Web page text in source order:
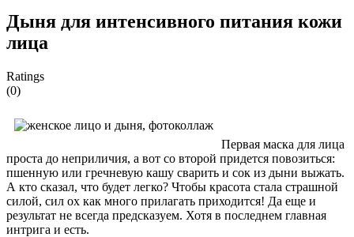
Дыня для интенсивного питания кожи
лица
Ratings
(0)
Первая маска для лица
проста до неприличия, а вот со второй придется повозиться:
пшенную или гречневую кашу сварить и сок из дыни выжать.
А кто сказал, что будет легко? Чтобы красота стала страшной
силой, сил ох как много прилагать приходится! Да еще и
результат не всегда предсказуем. Хотя в последнем главная
интрига и есть.